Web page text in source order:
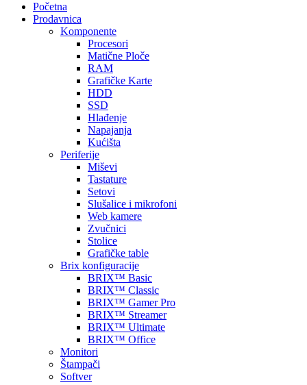
Početna
Prodavnica
Komponente
Procesori
Matične Ploče
RAM
Grafičke Karte
HDD
SSD
Hlađenje
Napajanja
Kućišta
Periferije
Miševi
Tastature
Setovi
Slušalice i mikrofoni
Web kamere
Zvučnici
Stolice
Grafičke table
Brix konfiguracije
BRIX™ Basic
BRIX™ Classic
BRIX™ Gamer Pro
BRIX™ Streamer
BRIX™ Ultimate
BRIX™ Office
Monitori
Štampači
Softver